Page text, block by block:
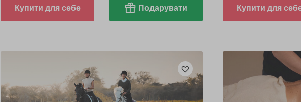
Купити для себе Подарувати Купити для